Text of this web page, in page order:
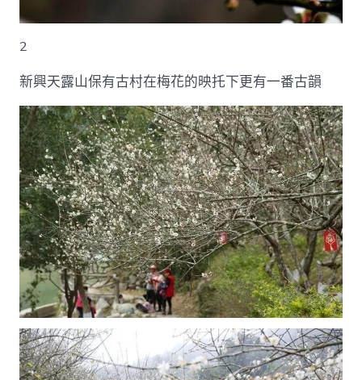
2
新興天露山保有古村在梅花的映托下更有一番古韻